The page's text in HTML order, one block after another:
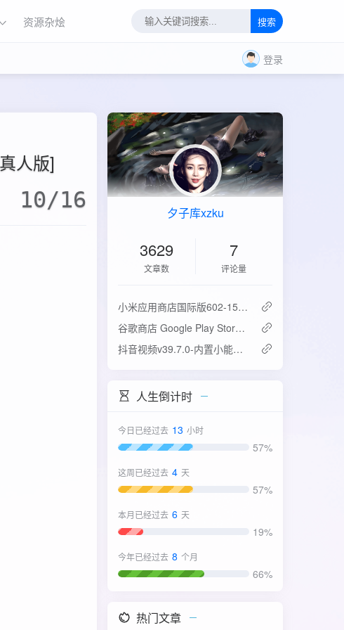
资源杂烩 搜索
登录
人版]
10/16 夕子库xzku
3629
文章数
7
评论量
‌小米应用商店国际版602-15.6.0.2：免登录直下，比谷歌商店快3倍！
谷歌商店 Google Play Store v52.4.42-31版
抖音视频v39.7.0-内置小能手2.0.7模块
人生倒计时
今日已经过去 13 小时
57%
这周已经过去 4 天
57%
本月已经过去 6 天
19%
今年已经过去 8 个月
66%
热门文章